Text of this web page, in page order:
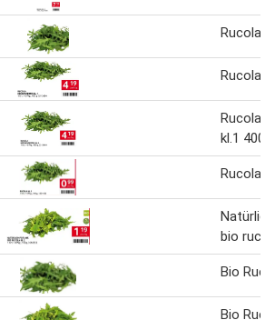
Rucola
Rucola
Rucola
kl.1 400 g
Rucola
bio
Bio
Bio